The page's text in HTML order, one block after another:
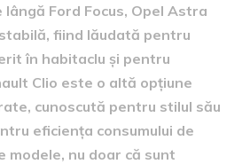
Ford Focus, Opel Astra
fiind lăudată pentru
în habitaclu și pentru
Clio este o altă opțiune
cunoscută pentru stilul său
eficiența consumului de
modele, nu doar că sunt